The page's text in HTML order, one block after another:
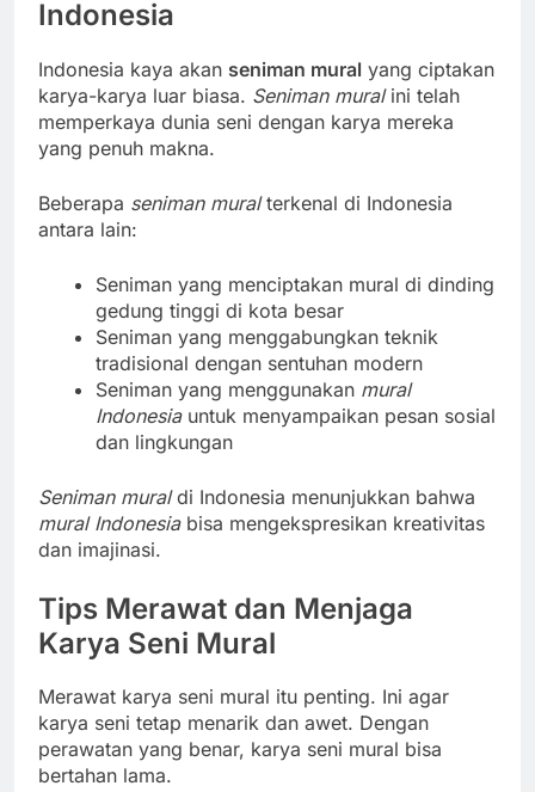
Indonesia
Indonesia kaya akan seniman mural yang ciptakan
karya-karya luar biasa. Seniman muralini telah
memperkaya dunia seni dengan karya mereka
yang penuh makna.
Beberapa seniman muralterkenal di Indonesia
antara lain:
Seniman yang menciptakan mural di dinding
gedung tinggi di kota besar
Seniman yang menggabungkan teknik
tradisional dengan sentuhan modern
Seniman yang menggunakan mural
Indonesiauntuk menyampaikan pesan sosial
dan lingkungan
Seniman muraldi Indonesia menunjukkan bahwa
mural Indonesiabisa mengekspresikan kreativitas
dan imajinasi.
Tips Merawat dan Menjaga
Karya Seni Mural
Merawat karya seni mural itu penting. Ini agar
karya seni tetap menarik dan awet. Dengan
perawatan yang benar, karya seni mural bisa
bertahan lama.